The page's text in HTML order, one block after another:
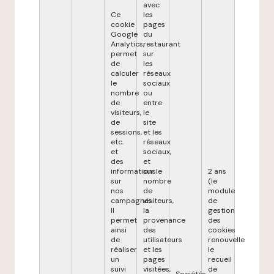
Ce
cookie
Google
Analytics,
permet
de
calculer
le
nombre
de
visiteurs,
de
sessions,
etc.
et
des
informations
sur
nos
campagnes.
Il
permet
ainsi
de
réaliser
un
suivi
avec
les
pages
du
restaurant
sur
les
réseaux
sociaux
ou
entre
le
site
et les
réseaux
sociaux,
et
sur le
nombre
de
visiteurs,
la
provenance
des
utilisateurs
et les
pages
visitées,
2 ans
(le
module
de
gestion
des
cookies
renouvelle
le
recueil
de